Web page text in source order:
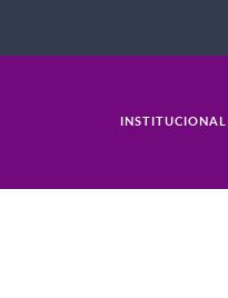
INSTITUCIONAL